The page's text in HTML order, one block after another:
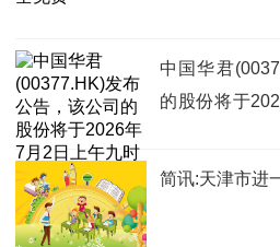
中国华君
的股份将于
简讯:天津市进